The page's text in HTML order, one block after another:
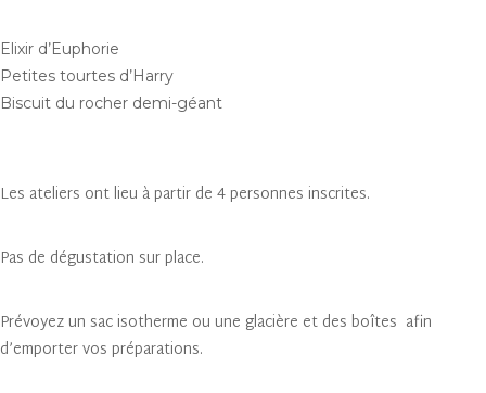
Elixir d’Euphorie
Petites tourtes d’Harry
Biscuit du rocher demi-géant
Les ateliers ont lieu à partir de 4 personnes inscrites.
Pas de dégustation sur place.
Prévoyez un sac isotherme ou une glacière et des boîtes afin
d’emporter vos préparations.